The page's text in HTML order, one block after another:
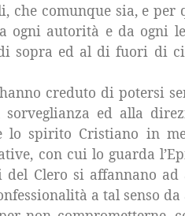
che comunque sia, e per
ogni autorità e da ogni
sopra ed al di fuori di
creduto di potersi
ed alla
lo spirito Cristiano in
con cui lo guarda
Clero si affannano ad
a tal senso